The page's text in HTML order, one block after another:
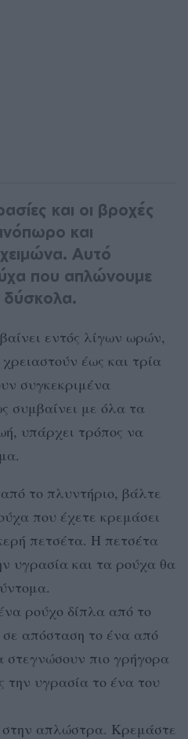
και οι βροχές
και
Αυτό
που απλώνουμε
δύσκολα.
εντός λίγων ωρών,
έως και τρία
συγκεκριμένα
συμβαίνει με όλα τα
υπάρχει τρόπος να
το πλυντήριο, βάλτε
που έχετε κρεμάσει
πετσέτα. Η πετσέτα
υγρασία και τα ρούχα θα
ρούχο δίπλα από το
απόσταση το ένα από
στεγνώσουν πιο γρήγορα
υγρασία το ένα του
απλώστρα. Κρεμάστε